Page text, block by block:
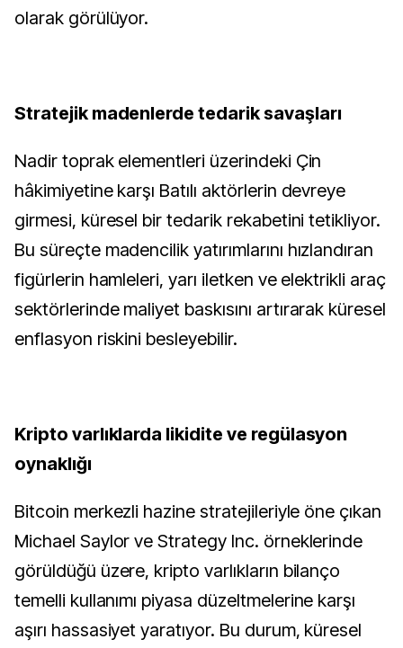
olarak görülüyor.
Stratejik madenlerde tedarik savaşları
Nadir toprak elementleri üzerindeki Çin
hâkimiyetine karşı Batılı aktörlerin devreye
girmesi, küresel bir tedarik rekabetini tetikliyor.
Bu süreçte madencilik yatırımlarını hızlandıran
figürlerin hamleleri, yarı iletken ve elektrikli araç
sektörlerinde maliyet baskısını artırarak küresel
enflasyon riskini besleyebilir.
Kripto varlıklarda likidite ve regülasyon
oynaklığı
Bitcoin merkezli hazine stratejileriyle öne çıkan
Michael Saylor ve Strategy Inc. örneklerinde
görüldüğü üzere, kripto varlıkların bilanço
temelli kullanımı piyasa düzeltmelerine karşı
aşırı hassasiyet yaratıyor. Bu durum, küresel